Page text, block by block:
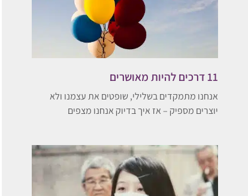
11 דרכים להיות מאושרים
אנחנו מתמקדים בשלילי, שופטים את עצמנו ולא
יוצרים מספיק – אז איך בדיוק אנחנו מצפים